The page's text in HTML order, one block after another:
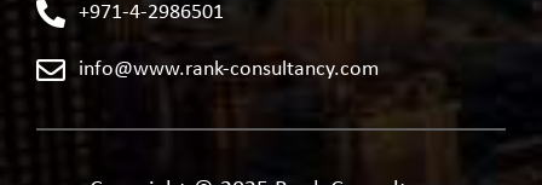
+971-4-2986501
info@www.rank-consultancy.com